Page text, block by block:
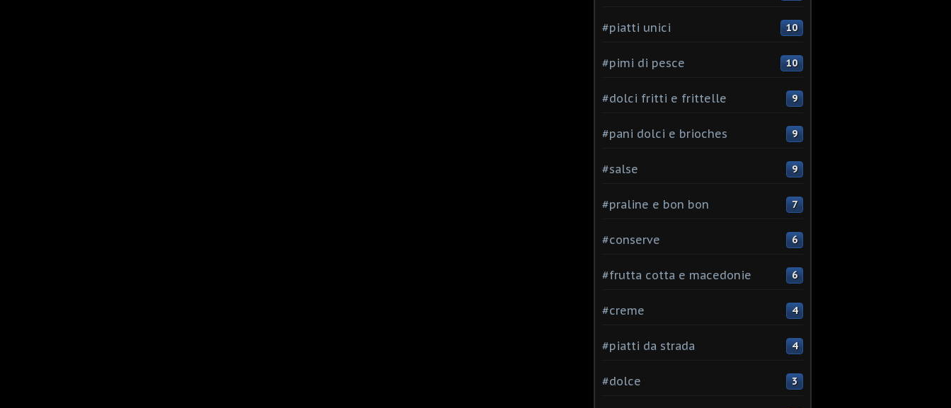
#piatti unici 10
#pimi di pesce 10
#dolci fritti e frittelle 9
#pani dolci e brioches 9
#salse 9
#praline e bon bon 7
#conserve 6
#frutta cotta e macedonie 6
#creme 4
#piatti da strada 4
#dolce 3